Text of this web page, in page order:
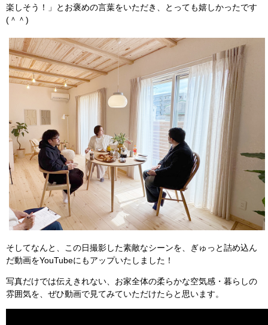
楽しそう！」とお褒めの言葉をいただき、とっても嬉しかったです
(＾＾)
そしてなんと、この日撮影した素敵なシーンを、ぎゅっと詰め込ん
だ動画をYouTubeにもアップいたしました！
写真だけでは伝えきれない、お家全体の柔らかな空気感・暮らしの
雰囲気を、ぜひ動画で見てみていただけたらと思います。